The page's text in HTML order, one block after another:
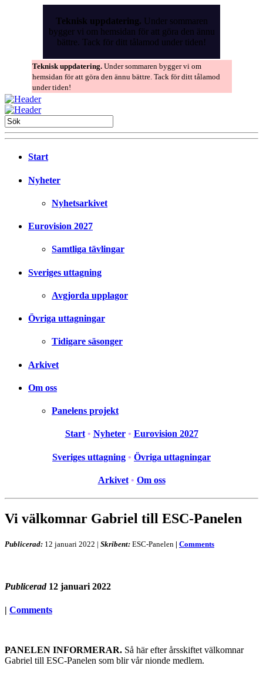
Teknisk uppdatering. Under sommaren
bygger vi om hemsidan för att göra den ännu
bättre. Tack för ditt tålamod under tiden!
Teknisk uppdatering. Under sommaren bygger vi om
hemsidan för att göra den ännu bättre. Tack för ditt tålamod
under tiden!
Start
Nyheter
Nyhetsarkivet
Eurovision 2027
Samtliga tävlingar
Sveriges uttagning
Avgjorda upplagor
Övriga uttagningar
Tidigare säsonger
Arkivet
Om oss
Panelens projekt
Start • Nyheter • Eurovision 2027
Sveriges uttagning • Övriga uttagningar
Arkivet • Om oss
Vi välkomnar Gabriel till ESC-Panelen
Publicerad: 12 januari 2022 | Skribent: ESC-Panelen | Comments
Publicerad 12 januari 2022
| Comments
PANELEN INFORMERAR. Så här efter årsskiftet välkomnar
Gabriel till ESC-Panelen som blir vår nionde medlem.